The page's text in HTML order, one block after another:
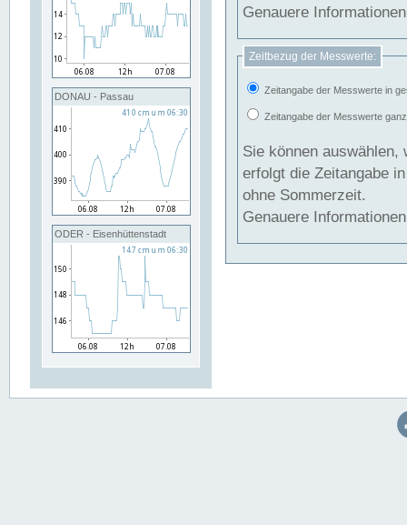
DONAU - Passau
ODER - Eisenhüttenstadt
Genauere
Zeitbezug der Messwerte:
Zeitangabe der Messwerte in
Zeitangabe der Messwerte
Sie können auswählen,
erfolgt die Zeitangabe
ohne Sommerzeit.
Genauere